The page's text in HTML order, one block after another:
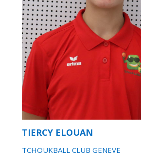
TIERCY ELOUAN
TCHOUKBALL CLUB GENEVE